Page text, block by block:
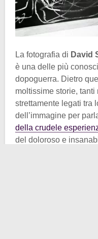
La fotografia di David
è una delle più
dopoguerra. Dietro
moltissime storie,
strettamente legati tra
dell’immagine per
della crudele
del doloroso e